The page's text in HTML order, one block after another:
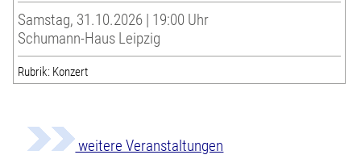
Samstag, 31.10.2026 | 19:00 Uhr
Schumann-Haus Leipzig
Rubrik: Konzert
weitere Veranstaltungen